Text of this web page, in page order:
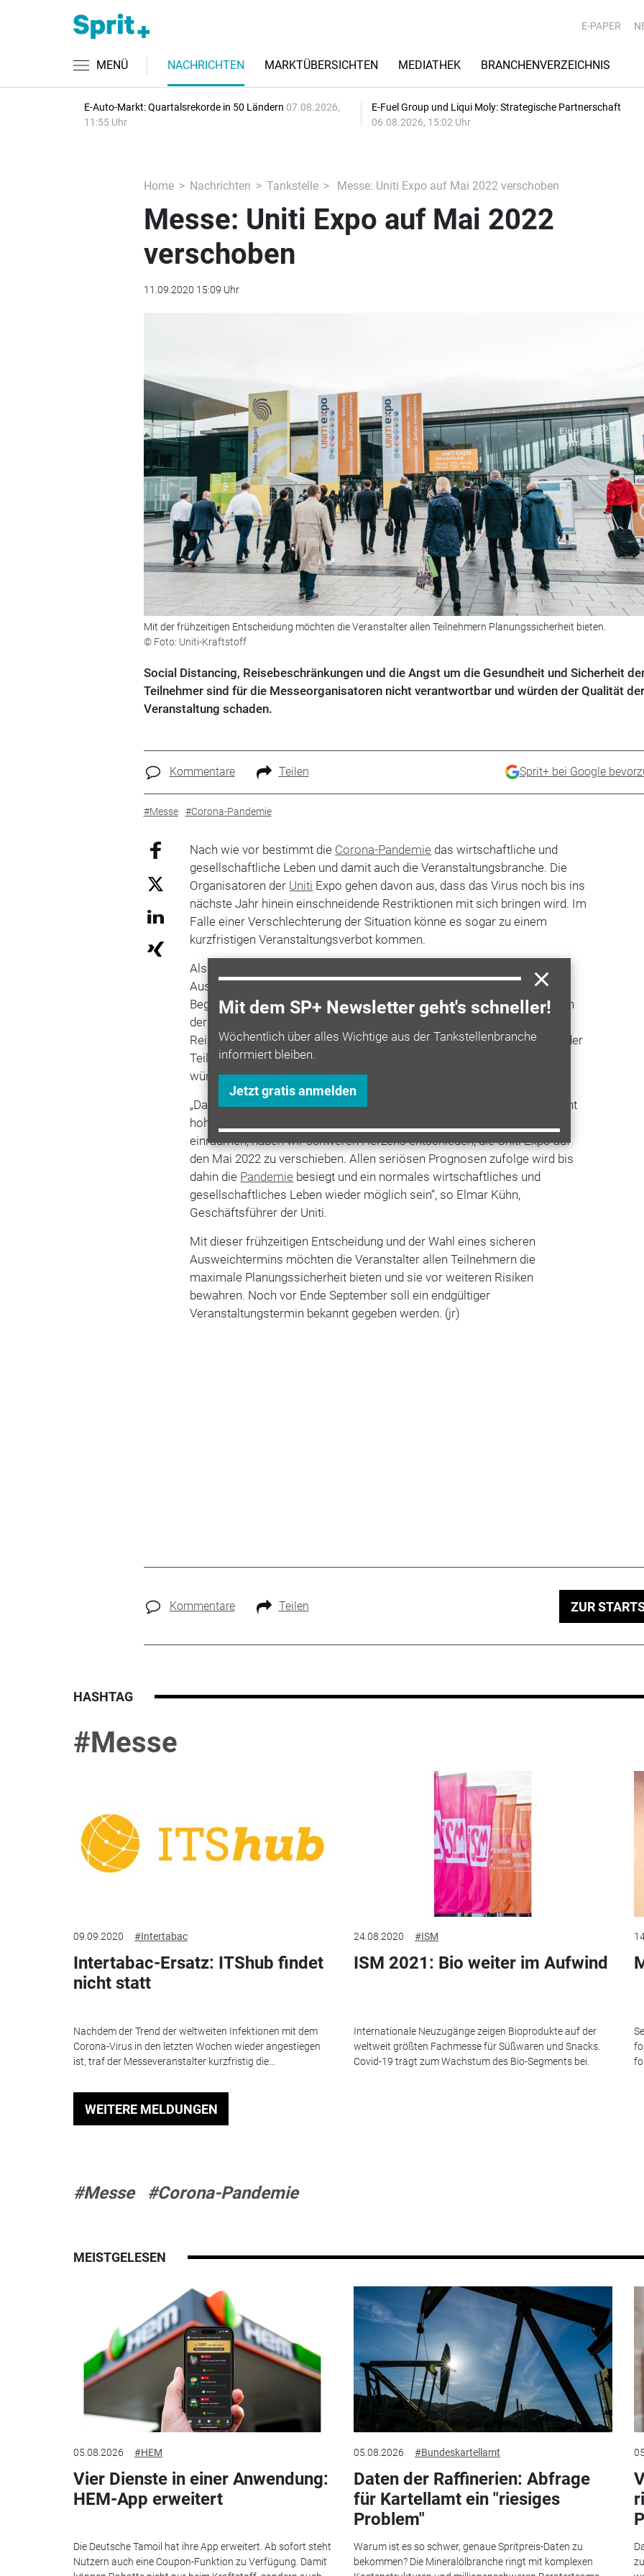
E-PAPER
MENÜ NACHRICHTEN MARKTÜBERSICHTEN MEDIATHEK BRANCHENVERZEICHNIS
E-Auto-Markt: Quartalsrekorde in 50 Ländern 07.08.2026,
11:55 Uhr
E-Fuel Group und Liqui Moly: Strategische Partnerschaft
06.08.2026, 15:02 Uhr
Home Nachrichten Tankstelle Messe: Uniti Expo auf Mai 2022 verschoben
Messe: Uniti Expo auf Mai 2022
verschoben
11.09.2020 15:09 Uhr
Mit der frühzeitigen Entscheidung möchten die Veranstalter allen Teilnehmern Planungssicherheit bieten.
© Foto: Uniti-Kraftstoff
Social Distancing, Reisebeschränkungen und die Angst um die Gesundheit und Sicherheit
Teilnehmer sind für die Messeorganisatoren nicht verantwortbar und würden der Qualität der
Veranstaltung schaden.
Kommentare Teilen Sprit+ bei Google
#Messe #Corona-Pandemie
Mit dem SP+ Newsletter geht's schneller!
Wöchentlich über alles Wichtige aus der Tankstellenbranche
informiert bleiben.
Jetzt gratis anmelden
Nach wie vor bestimmt die Corona-Pandemie das wirtschaftliche und
gesellschaftliche Leben und damit auch die Veranstaltungsbranche. Die
Organisatoren der Uniti Expo gehen davon aus, dass das Virus noch bis ins
nächste Jahr hinein einschneidende Restriktionen mit sich bringen wird. Im
Falle einer Verschlechterung der Situation könne es sogar zu einem
kurzfristigen Veranstaltungsverbot kommen.
Als Leitmesse der Tankstellen- und Carwash-Branche in
Ausstellern und Besuchern aus über 120 Ländern lebt die Uniti Expo von
Begegnungen, von persönlichen Gesprächen und vom Zusammentreffen
der Branchenvertreter aus aller Welt. Social Distancing,
Reisebeschränkungen und die Angst um die Gesundheit undSicherheit
der
Teilnehmer sind für die Messeorganisatoren nicht verantwortbar und
würden derQualitätder Veranstaltung schaden.
„Da wir der Gesundheit und Sicherheit aller Teilnehmer sowie der bekannt
hohen Qualität der Messe in allen ihren Komponenten höchste Priorität
einräumen, haben wir schweren Herzens entschieden, die Uniti Expo auf
den Mai 2022 zu verschieben. Allen seriösen Prognosen zufolge wird bis
dahin die Pandemie besiegt und ein normales wirtschaftliches und
gesellschaftliches Leben wieder möglich sein“, so Elmar Kühn,
Geschäftsführer der Uniti.
Mit dieser frühzeitigen Entscheidung und der Wahl eines sicheren
Ausweichtermins möchten die Veranstalter allen Teilnehmern die
maximale Planungssicherheit bieten und sie vor weiteren Risiken
bewahren. Noch vor Ende September soll ein endgültiger
Veranstaltungstermin bekannt gegeben werden. (jr)
Kommentare Teilen ZUR
HASHTAG
#Messe
09.09.2020 #Intertabac
Intertabac-Ersatz: ITShub findet
nicht statt
Nachdem der Trend der weltweiten Infektionen mit dem
Corona-Virus in den letzten Wochen wieder angestiegen
ist, traf der Messeveranstalter kurzfristig die...
24.08.2020 #ISM
ISM 2021: Bio weiter im Aufwind
Internationale Neuzugänge zeigen Bioprodukte auf der
weltweit größten Fachmesse für Süßwaren und Snacks.
Covid-19 trägt zum Wachstum des Bio-Segments bei.
WEITERE MELDUNGEN
#Messe #Corona-Pandemie
MEISTGELESEN
05.08.2026 #HEM
Vier Dienste in einer Anwendung:
HEM-App erweitert
Die Deutsche Tamoil hat ihre App erweitert. Ab sofort steht
Nutzern auch eine Coupon-Funktion zu Verfügung. Damit
05.08.2026 #Bundeskartellamt
Daten der Raffinerien: Abfrage
für Kartellamt ein "riesiges
Problem"
Warum ist es so schwer, genaue Spritpreis-Daten zu
bekommen? Die Mineralölbranche ringt mit komplexen